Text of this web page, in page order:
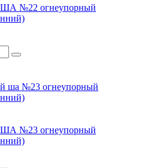
№22 огнеупорный
№23 огнеупорный